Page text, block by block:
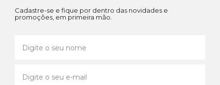
Cadastre-se e fique por dentro das novidades e
promoções, em primeira mão.